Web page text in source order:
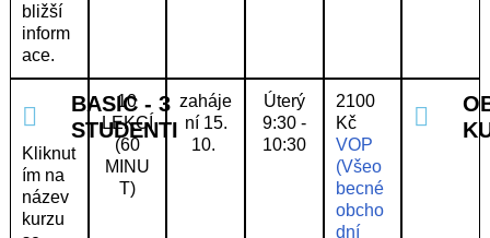
bližší
inform
ace.
BASIC - 3
STUDENTI
Kliknut
ím na
název
kurzu
10
LEKCÍ
(60
MINU
T)
zaháje
ní 15.
10. ​
Úterý
9:30 -
10:30
2100
Kč
VOP
(Všeo
becné
obcho
dní